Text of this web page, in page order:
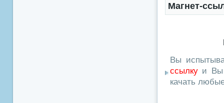
Магнет-
Вы
ссылку и Вы
качать